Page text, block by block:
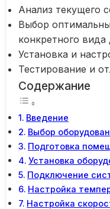
Анализ текущего
Выбор
конкретного
Установка и
Тестирование и
Содержание
Введение
Выбор
Подготовка
Установка
Подключение
Настройка
Настройка